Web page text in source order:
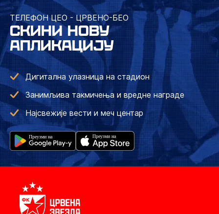
ТЕЛЕФОН ЦЕО - ЦРВЕНО-БЕО
СКИНИ НОВУ
АПЛИКАЦИЈУ
Дигитална улазница на стадион
Занимљива такмичења и вредне награде
Најсвежије вести и меч центар